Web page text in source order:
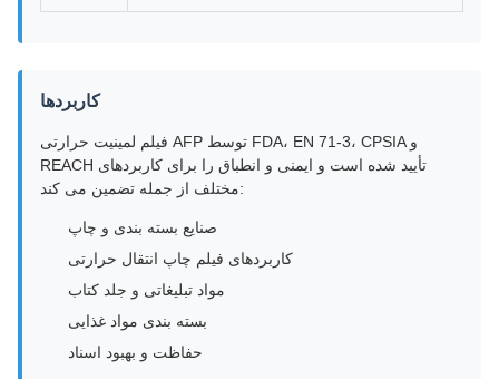
کاربردها
فیلم لمینیت حرارتی AFP توسط FDA، EN 71-3، CPSIA و
REACH تأیید شده است و ایمنی و انطباق را برای کاربردهای
مختلف از جمله تضمین می کند:
صنایع بسته بندی و چاپ
کاربردهای فیلم چاپ انتقال حرارتی
مواد تبلیغاتی و جلد کتاب
بسته بندی مواد غذایی
حفاظت و بهبود اسناد